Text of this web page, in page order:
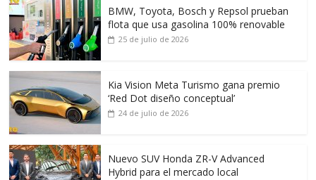
BMW, Toyota, Bosch y Repsol prueban
flota que usa gasolina 100% renovable
25 de julio de 2026
Kia Vision Meta Turismo gana premio
‘Red Dot diseño conceptual’
24 de julio de 2026
Nuevo SUV Honda ZR-V Advanced
Hybrid para el mercado local